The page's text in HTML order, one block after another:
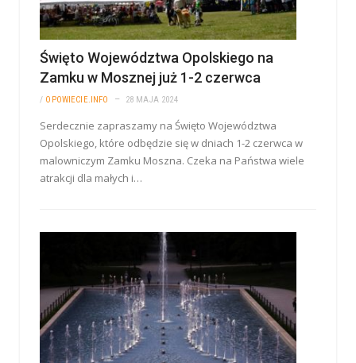
Święto Województwa Opolskiego na
Zamku w Mosznej już 1-2 czerwca
/ OPOWIECIE.INFO 28 MAJA 2024
Serdecznie zapraszamy na Święto Województwa
Opolskiego, które odbędzie się w dniach 1-2 czerwca w
malowniczym Zamku Moszna. Czeka na Państwa wiele
atrakcji dla małych i…